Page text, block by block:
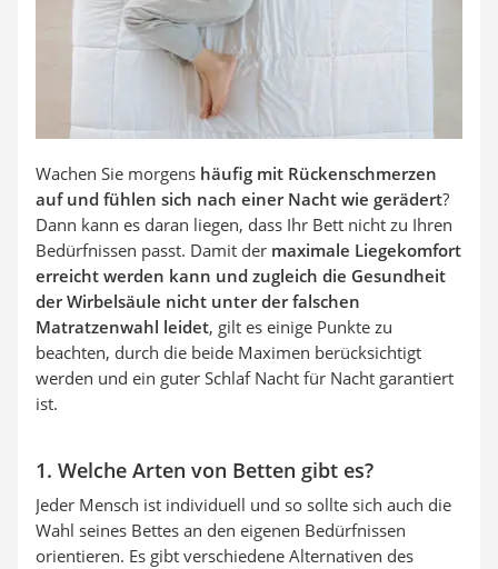
Wachen Sie morgens häufig mit Rückenschmerzen
auf und fühlen sich nach einer Nacht wie gerädert?
Dann kann es daran liegen, dass Ihr Bett nicht zu Ihren
Bedürfnissen passt. Damit der maximale Liegekomfort
erreicht werden kann und zugleich die Gesundheit
der Wirbelsäule nicht unter der falschen
Matratzenwahl leidet, gilt es einige Punkte zu
beachten, durch die beide Maximen berücksichtigt
werden und ein guter Schlaf Nacht für Nacht garantiert
ist.
1. Welche Arten von Betten gibt es?
Jeder Mensch ist individuell und so sollte sich auch die
Wahl seines Bettes an den eigenen Bedürfnissen
orientieren. Es gibt verschiedene Alternativen des